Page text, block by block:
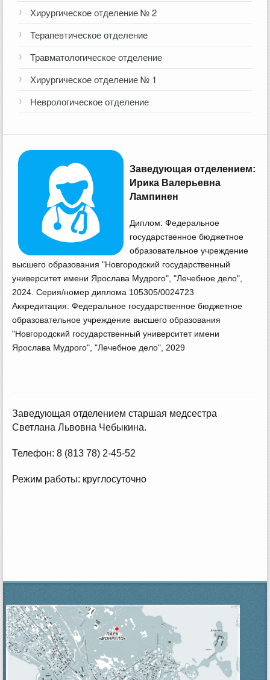
Хирургическое отделение № 2
Терапевтическое отделение
Травматологическое отделение
Хирургическое отделение № 1
Неврологическое отделение
Заведующая отделением:
Ирика Валерьевна
Лампинен
Диплом: Федеральное
государственное бюджетное
образовательное учреждение
высшего образования "Новгородский государственный
университет имени Ярослава Мудрого", "Лечебное дело",
2024. Серия/номер диплома 105305/0024723
Аккредитация: Федеральное государственное бюджетное
образовательное учреждение высшего образования
"Новгородский государственный университет имени
Ярослава Мудрого", "Лечебное дело", 2029
Заведующая отделением старшая медсестра
Светлана Львовна Чебыкина.
Телефон: 8 (813 78) 2-45-52
Режим работы: круглосуточно